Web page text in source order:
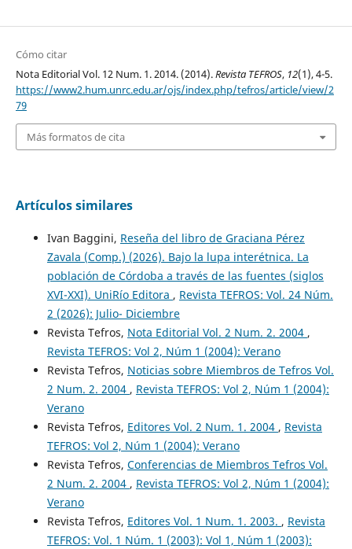
Cómo citar
Nota Editorial Vol. 12 Num. 1. 2014. (2014).Revista TEFROS, 12(1), 4-5.
https://www2.hum.unrc.edu.ar/ojs/index.php/tefros/article/view/2
79
Más formatos de cita
Artículos similares
Ivan Baggini, Reseña del libro de Graciana Pérez
Zavala (Comp.) (2026). Bajo la lupa interétnica. La
población de Córdoba a través de las fuentes (siglos
XVI-XXI). UniRío Editora , Revista TEFROS: Vol. 24 Núm.
2 (2026): Julio- Diciembre
Revista Tefros, Nota Editorial Vol. 2 Num. 2. 2004 ,
Revista TEFROS: Vol 2, Núm 1 (2004): Verano
Revista Tefros, Noticias sobre Miembros de Tefros Vol.
2 Num. 2. 2004 , Revista TEFROS: Vol 2, Núm 1 (2004):
Verano
Revista Tefros, Editores Vol. 2 Num. 1. 2004 , Revista
TEFROS: Vol 2, Núm 1 (2004): Verano
Revista Tefros, Conferencias de Miembros Tefros Vol.
2 Num. 2. 2004 , Revista TEFROS: Vol 2, Núm 1 (2004):
Verano
Revista Tefros, Editores Vol. 1 Num. 1. 2003. , Revista
TEFROS: Vol. 1 Núm. 1 (2003): Vol 1, Núm 1 (2003):